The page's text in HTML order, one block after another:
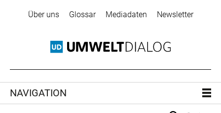
Über uns Glossar Mediadaten Newsletter
NAVIGATION